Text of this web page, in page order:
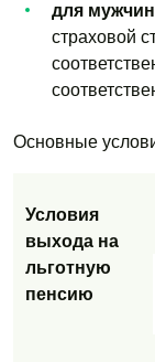
для
страховой
Основные
Условия
выхода на
льготную
пенсию